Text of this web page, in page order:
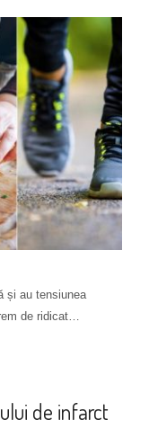
și au tensiunea
de ridicat…
de infarct